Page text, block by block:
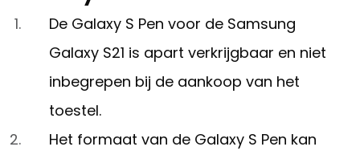
De Galaxy S Pen voor de Samsung
Galaxy S21 is apart verkrijgbaar en niet
inbegrepen bij de aankoop van het
toestel.
Het formaat van de Galaxy S Pen kan